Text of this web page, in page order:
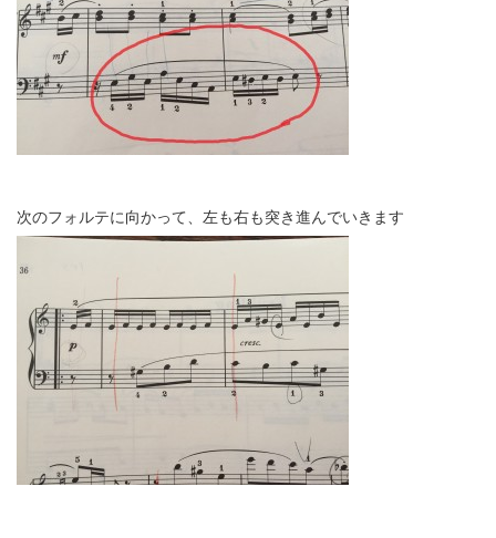
次のフォルテに向かって、左も右も突き進んでいきます